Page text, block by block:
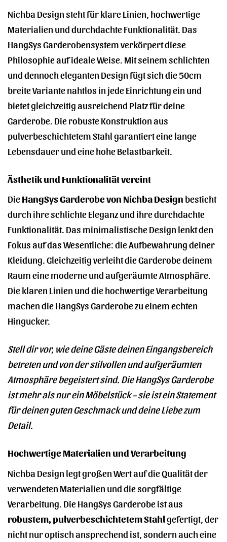
Nichba Design steht für klare Linien, hochwertige
Materialien und durchdachte Funktionalität. Das
HangSys Garderobensystem verkörpert diese
Philosophie auf ideale Weise. Mit seinem schlichten
und dennoch eleganten Design fügt sich die 50cm
breite Variante nahtlos in jede Einrichtung ein und
bietet gleichzeitig ausreichend Platz für deine
Garderobe. Die robuste Konstruktion aus
pulverbeschichtetem Stahl garantiert eine lange
Lebensdauer und eine hohe Belastbarkeit.
Ästhetik und Funktionalität vereint
DieHangSys Garderobe von Nichba Design besticht
durch ihre schlichte Eleganz und ihre durchdachte
Funktionalität. Das minimalistische Design lenkt den
Fokus auf das Wesentliche: die Aufbewahrung deiner
Kleidung. Gleichzeitig verleiht die Garderobe deinem
Raum eine moderne und aufgeräumte Atmosphäre.
Die klaren Linien und die hochwertige Verarbeitung
machen die HangSys Garderobe zu einem echten
Hingucker.
Stell dir vor, wie deine Gäste deinen Eingangsbereich
betreten und von der stilvollen und aufgeräumten
Atmosphäre begeistert sind. Die HangSys Garderobe
ist mehr als nur ein Möbelstück – sie ist ein Statement
für deinen guten Geschmack und deine Liebe zum
Detail.
Hochwertige Materialien und Verarbeitung
Nichba Design legt großen Wert auf die Qualität der
verwendeten Materialien und die sorgfältige
Verarbeitung. Die HangSys Garderobe ist aus
robustem, pulverbeschichtetem Stahlgefertigt, der
nicht nur optisch ansprechend ist, sondern auch eine